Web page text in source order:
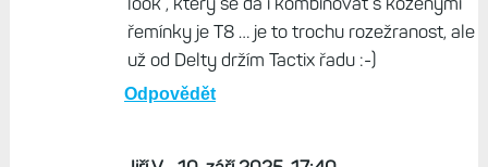
víc jak F8 Solar :-) Ale asi nejvíc je super ta
nízká hmotnost, hodinky jsou lehčí než moje F8
47 mm v oceli.
Odpovědět